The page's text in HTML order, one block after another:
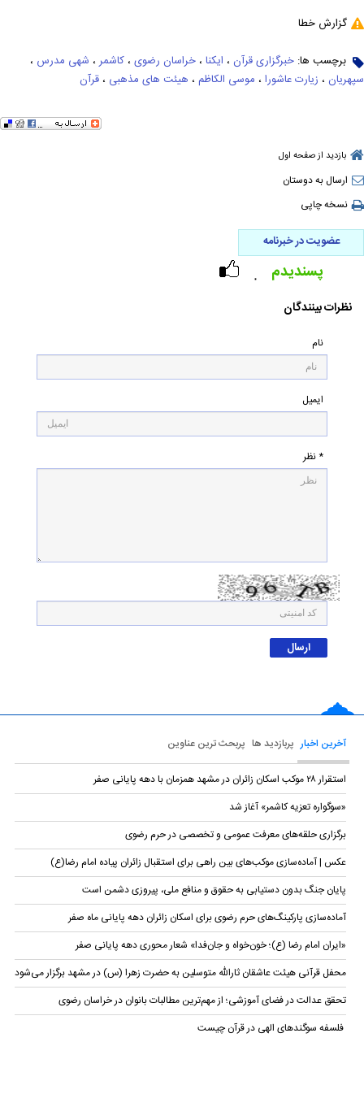
گزارش خطا
برچسب ها: خبرگزاری قرآن ، ایکنا ، خراسان رضوی ، کاشمر ، شهی مدرس ،
سپهریان ، زیارت عاشورا ، موسی الکاظم ، هیئت های مذهبی ، قرآن
بازدید از صفحه اول
ارسال به دوستان
نسخه چاپی
عضویت در خبرنامه
۰ پسندیدم
نظرات بینندگان
نام
ایمیل
* نظر
آخرین اخبار پربازدید ها پربحث ترین عناوین
استقرار ۲۸ موکب اسکان زائران در مشهد همزمان با دهه پایانی صفر
«سوگواره تعزیه کاشمر» آغاز شد
برگزاری حلقه‌های معرفت عمومی و تخصصی در حرم رضوی
عکس | آماده‌سازی موکب‌های بین راهی برای استقبال زائران پیاده امام رضا(ع)
پایان جنگ بدون دستیابی به حقوق و منافع ملی، پیروزی دشمن است
آماده‌سازی پارکینگ‌های حرم رضوی برای اسکان زائران دهه پایانی ماه صفر
«ایران امام رضا (ع)؛ خون‌خواه و جان‌فدا» شعار محوری دهه پایانی صفر
محفل قرآنی هیئت عاشقان ثارالله متوسلین به حضرت زهرا (س) در مشهد برگزار می‌شود
تحقق عدالت در فضای آموزشی؛ از مهم‌ترین مطالبات بانوان در خراسان رضوی
فلسفه سوگندهای الهی در قرآن چیست